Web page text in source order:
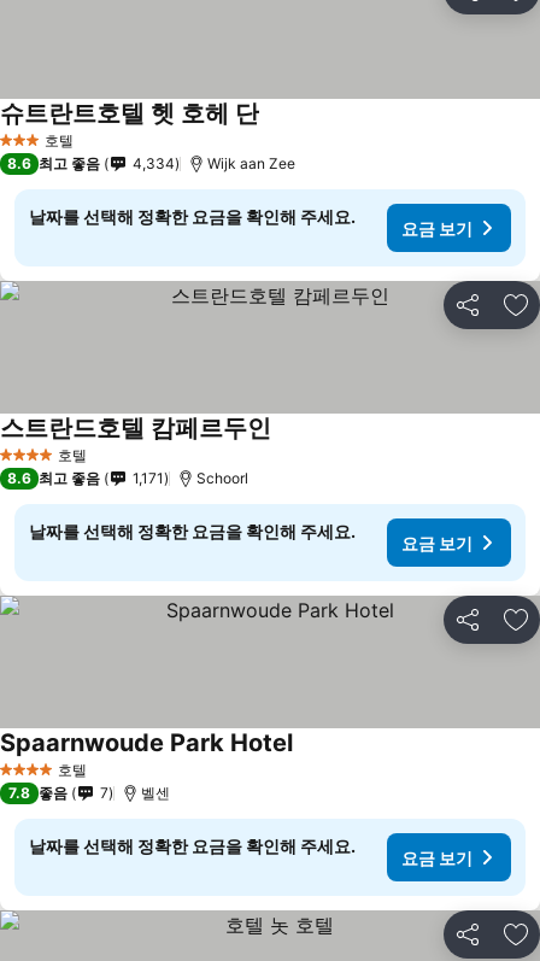
3 성급 호텔
슈트란트호텔 헷 호헤 단
8.6 최고 좋음 4,334 Wijk aan Zee
날짜를 선택해 정확한 요금을 확인해 주세요.
요금 보기
공유 즐
4 성급 호텔
스트란드호텔 캄페르두인
8.6 최고 좋음 1,171 Schoorl
날짜를 선택해 정확한 요금을 확인해 주세요.
요금 보기
공유 즐
4 성급 호텔
Spaarnwoude Park Hotel
7.8 좋음 7 벨센
날짜를 선택해 정확한 요금을 확인해 주세요.
요금 보기
공유 즐